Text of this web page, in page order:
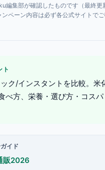
編集部が確認したものです（最終更
ペーン内容は必ず各公式サイトで
ト
ク/インスタントを比較。米
べ方、栄養・選び方・コス
イド
販2026